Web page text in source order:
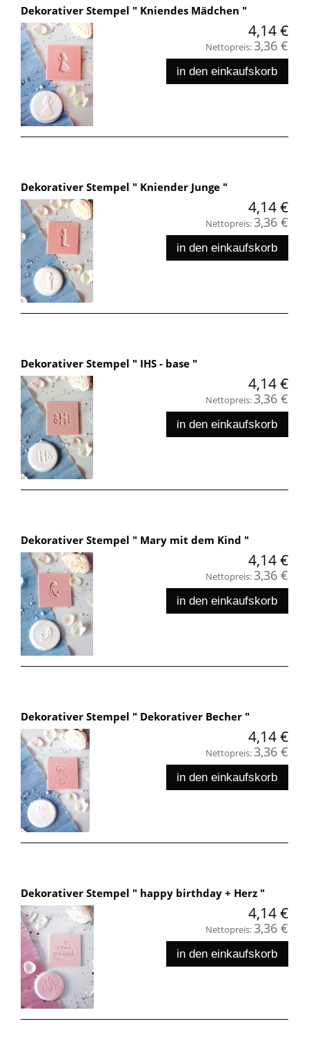
Dekorativer Stempel " Kniendes Mädchen "
4,14 €
Nettopreis:3,36 €
in den einkaufskorb
Dekorativer Stempel " Kniender Junge "
4,14 €
Nettopreis:3,36 €
in den einkaufskorb
Dekorativer Stempel " IHS - base "
4,14 €
Nettopreis:3,36 €
in den einkaufskorb
Dekorativer Stempel " Mary mit dem Kind "
4,14 €
Nettopreis:3,36 €
in den einkaufskorb
Dekorativer Stempel " Dekorativer Becher "
4,14 €
Nettopreis:3,36 €
in den einkaufskorb
Dekorativer Stempel " happy birthday + Herz "
4,14 €
Nettopreis:3,36 €
in den einkaufskorb